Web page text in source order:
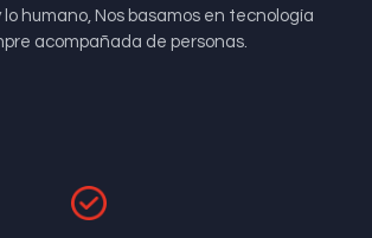
lo humano, Nos basamos en tecnología
acompañada de personas.